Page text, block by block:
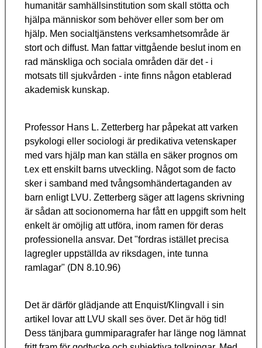
humanitär samhällsinstitution som skall stötta och
hjälpa människor som behöver eller som ber om
hjälp. Men socialtjänstens verksamhetsområde är
stort och diffust. Man fattar vittgående beslut inom en
rad mänskliga och sociala områden där det - i
motsats till sjukvården - inte finns någon etablerad
akademisk kunskap.
Professor Hans L. Zetterberg har påpekat att varken
psykologi eller sociologi är predikativa vetenskaper
med vars hjälp man kan ställa en säker prognos om
t.ex ett enskilt barns utveckling. Något som de facto
sker i samband med tvångsomhändertaganden av
barn enligt LVU. Zetterberg säger att lagens skrivning
är sådan att socionomerna har fått en uppgift som helt
enkelt är omöjlig att utföra, inom ramen för deras
professionella ansvar. Det "fordras istället precisa
lagregler uppställda av riksdagen, inte tunna
ramlagar" (DN 8.10.96)
Det är därför glädjande att Enquist/Klingvall i sin
artikel lovar att LVU skall ses över. Det är hög tid!
Dess tänjbara gummiparagrafer har länge nog lämnat